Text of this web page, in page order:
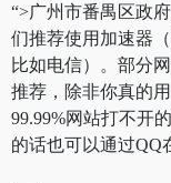
“>广州市番禺区政
们推荐使用加速器
比如电信）。部分
推荐，除非你真的
99.99%网站打不开
的话也可以通过QQ